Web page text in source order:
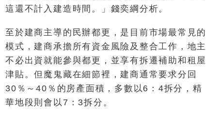
這還不計入建造時間。」錢奕綱分析。
至於建商主導的民辦都更，是目前市場最常見的
模式，建商承擔所有資金風險及整合工作，地主
不必出資就能參與都更，並享有拆遷補助和租屋
津貼。但魔鬼藏在細節裡，建商通常要求分回
30％～40％的房產面積，多數以6：4拆分，精
華地段則會以7：3拆分。